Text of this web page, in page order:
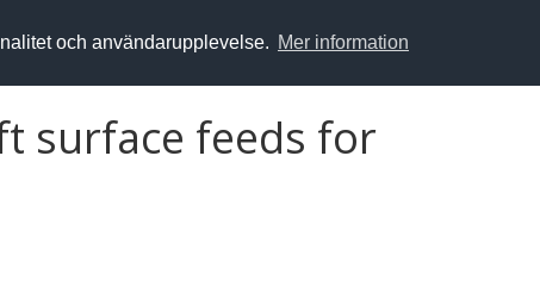
och användarupplevelse. Mer information
surface feeds for